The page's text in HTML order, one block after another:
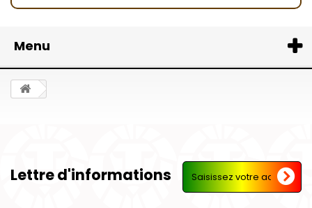
Menu
Lettre d'informations